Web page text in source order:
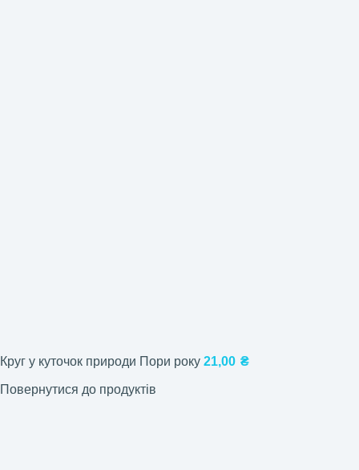
Круг у куточок природи Пори року 21,00 ₴
Повернутися до продуктів